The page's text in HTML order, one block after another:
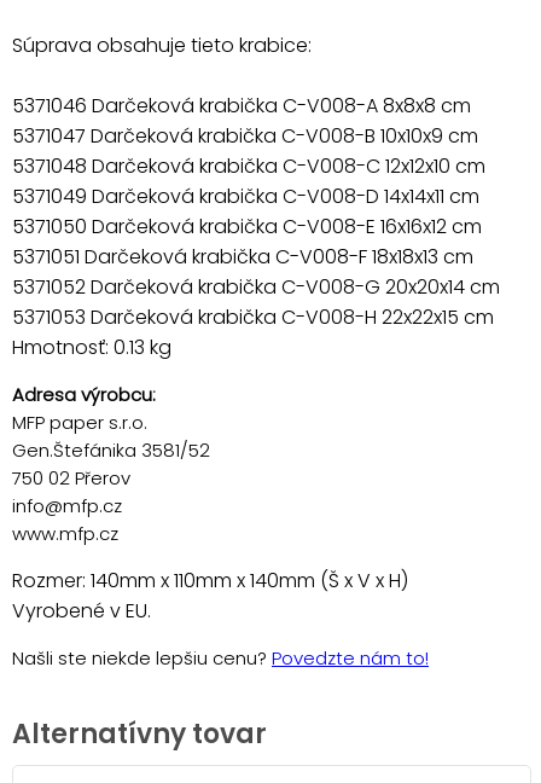
Súprava obsahuje tieto krabice:
5371046 Darčeková krabička C-V008-A 8x8x8 cm
5371047 Darčeková krabička C-V008-B 10x10x9 cm
5371048 Darčeková krabička C-V008-C 12x12x10 cm
5371049 Darčeková krabička C-V008-D 14x14x11 cm
5371050 Darčeková krabička C-V008-E 16x16x12 cm
5371051 Darčeková krabička C-V008-F 18x18x13 cm
5371052 Darčeková krabička C-V008-G 20x20x14 cm
5371053 Darčeková krabička C-V008-H 22x22x15 cm
Hmotnosť: 0.13 kg
Adresa výrobcu:
MFP paper s.r.o.
Gen.Štefánika 3581/52
750 02 Přerov
info@mfp.cz
www.mfp.cz
Rozmer: 140mm x 110mm x 140mm (Š x V x H)
Vyrobené v EU.
Našli ste niekde lepšiu cenu? Povedzte nám to!
Alternatívny tovar